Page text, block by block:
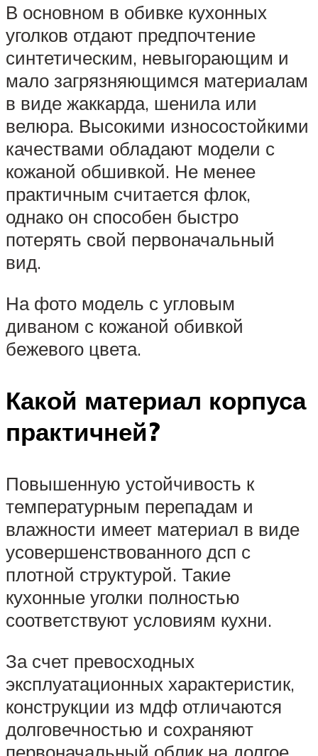
В основном в обивке кухонных
уголков отдают предпочтение
синтетическим, невыгорающим и
мало загрязняющимся материалам
в виде жаккарда, шенила или
велюра. Высокими износостойкими
качествами обладают модели с
кожаной обшивкой. Не менее
практичным считается флок,
однако он способен быстро
потерять свой первоначальный
вид.
На фото модель с угловым
диваном с кожаной обивкой
бежевого цвета.
Какой материал корпуса
практичней?
Повышенную устойчивость к
температурным перепадам и
влажности имеет материал в виде
усовершенствованного дсп с
плотной структурой. Такие
кухонные уголки полностью
соответствуют условиям кухни.
За счет превосходных
эксплуатационных характеристик,
конструкции из мдф отличаются
долговечностью и сохраняют